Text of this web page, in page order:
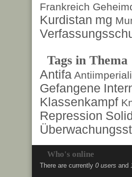
Frankreich
Kurdistan mg
Tags in Thema
Antifa
Gefangene
Klassenkampf
Repression
Who's online
There are currently 0 users and